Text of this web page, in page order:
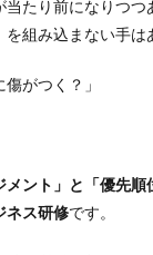
当たり前になりつつ
組み込まない手は
傷がつく？」
メント」と「優先順
ネス研修です。